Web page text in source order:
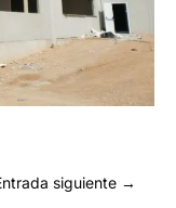
siguiente →